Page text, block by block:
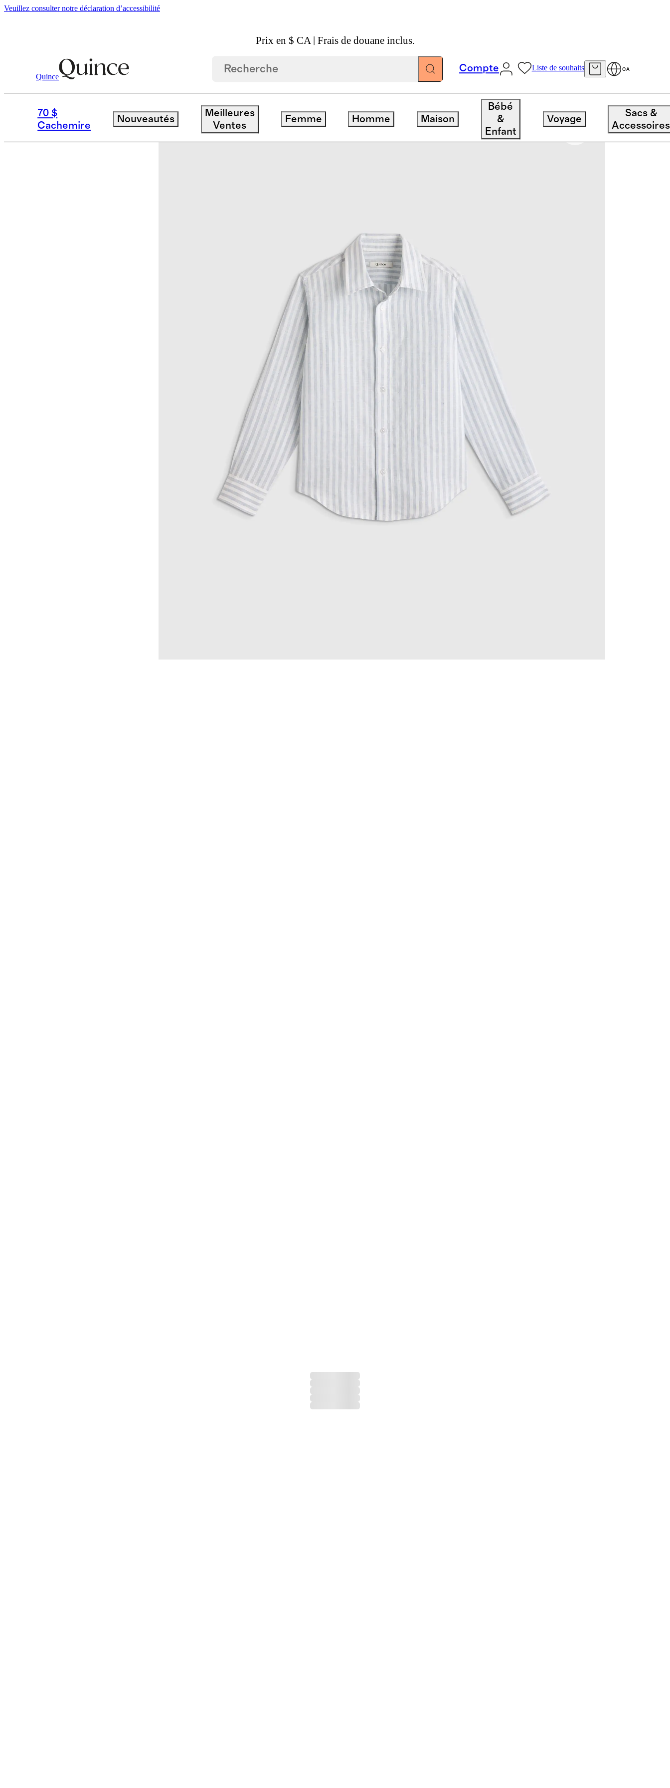
Veuillez consulter notre déclaration d’accessibilité
Prix en $ CA | Frais de douane inclus.
Quince
Compte Liste de souhaits CA
70 $
Cachemire
Nouveautés
Meilleures
Ventes
Femme Homme Maison
Bébé
&
Enfant
Voyage
Sacs &
Accessoires
Bébé Et Enfant